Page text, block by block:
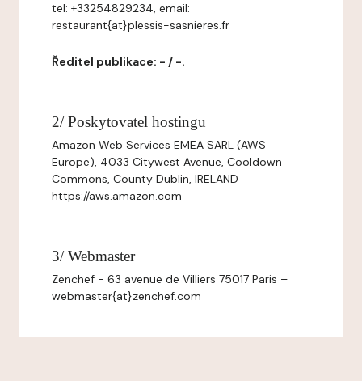
tel: +33254829234, email:
restaurant{at}plessis-sasnieres.fr
Ředitel publikace: - / -.
2/ Poskytovatel hostingu
Amazon Web Services EMEA SARL (AWS
Europe), 4033 Citywest Avenue, Cooldown
Commons, County Dublin, IRELAND
https://aws.amazon.com
3/ Webmaster
Zenchef - 63 avenue de Villiers 75017 Paris –
webmaster{at}zenchef.com